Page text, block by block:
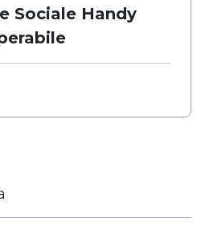
Sociale Handy